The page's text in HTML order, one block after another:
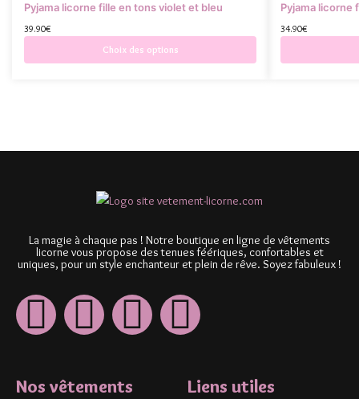
Pyjama licorne fille en tons violet et bleu
39.90€
Choix des options
Pyjama licorne
34.90€
La magie à chaque pas ! Notre boutique en ligne de vêtements
licorne vous propose des tenues féériques, confortables et
uniques, pour un style enchanteur et plein de rêve. Soyez fabuleux !
Nos vêtements Liens utiles